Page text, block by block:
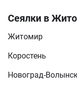
Сеялки в
Житомир
Коростень
Новоград-